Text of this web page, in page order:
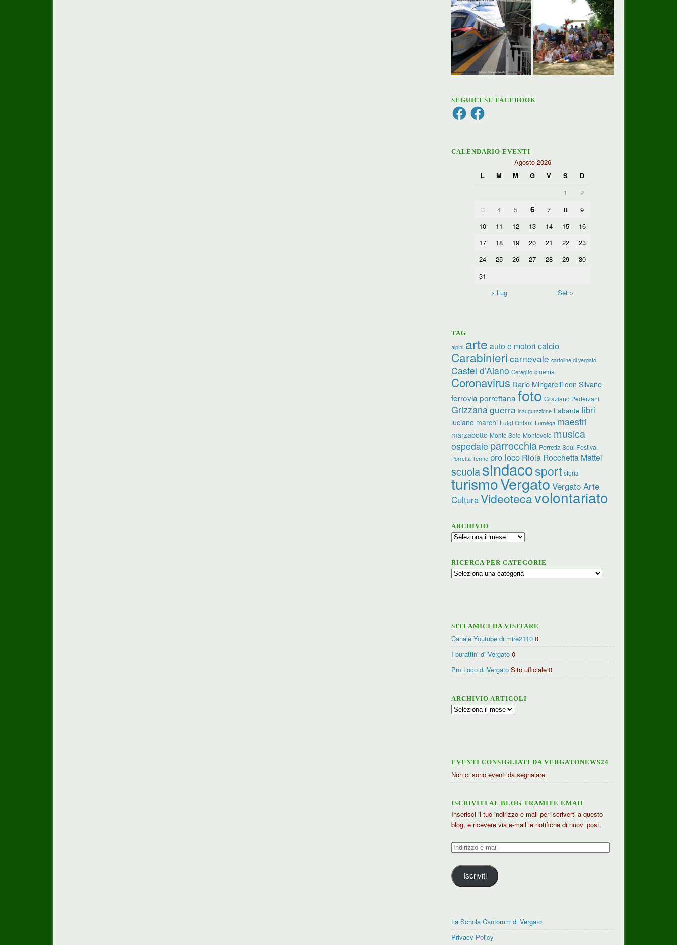
SEGUICI SU FACEBOOK
FacebookFacebook
CALENDARIO EVENTI
Agosto 2026
L
M M G V S
D
1
2
3
4 5 6 7 8
9
10
11 12 13 14 15
16
17
18 19 20 21 22
23
24
25 26 27 28 29
30
31
« Lug
Set »
TAG
alpini arte auto e motori calcio
Carabinieri carnevale cartoline di vergato
Castel d’Aiano Cereglio cinema
Coronavirus Dario Mingarelli don Silvano
ferrovia porrettana foto Graziano Pederzani
Grizzanaguerra inaugurazione Labante libri
luciano marchi Luigi Ontani Lumèga maestri
marzabotto Monte Sole Montovolo musica
ospedale parrocchia Porretta Soul Festival
Porretta Terme pro loco Riola Rocchetta Mattei
scuolasindacosport storia
turismoVergato Vergato Arte
CulturaVideotecavolontariato
ARCHIVIO
Archivio
RICERCA PER CATEGORIE
Ricerca
SITI AMICI DA VISITARE
Canale Youtube di mire2110 0
I burattini di Vergato 0
Pro Loco di Vergato Sito ufficiale 0
ARCHIVIO ARTICOLI
Archivio
EVENTI CONSIGLIATI DA VERGATONEWS24
Non ci sono eventi da segnalare
ISCRIVITI AL BLOG TRAMITE EMAIL
Inserisci il tuo indirizzo e-mail per iscriverti a questo
blog, e ricevere via e-mail le notifiche di nuovi post.
Indirizzo
mail
Iscriviti
La Schola Cantorum di Vergato
Privacy Policy